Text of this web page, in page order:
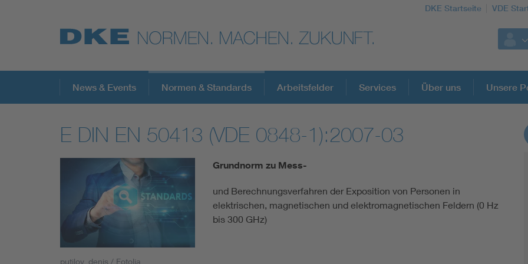
DKE Startseite VDE
Top-Themen
VDE Fokusthemen
Digital Security
Energy
DKE Fachinformationen im Kontext der
Circular Economy für mehr Ressourceneffizienz
News & Events Normen & Standards Arbeitsfelder Services Über uns Unsere
E DIN EN 50413 (VDE 0848-1):2007-03
putilov_denis / Fotolia
Grundnorm zu Mess-
und Berechnungsverfahren der Exposition von Personen in
elektrischen, magnetischen und elektromagnetischen Feldern (0 Hz
bis 300 GHz)